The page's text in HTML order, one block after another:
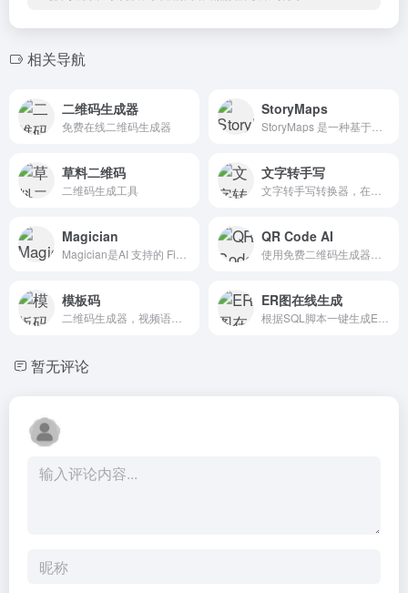
相关导航
二维码生成器
免费在线二维码生成器
StoryMaps
草料二维码
二维码生成工具
文字转手写
Magician QR Code AI
模板码 ER图在线生成
暂无评论